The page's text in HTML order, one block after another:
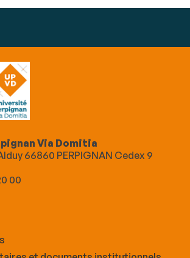
Via Domitia
66860 PERPIGNAN Cedex 9
00